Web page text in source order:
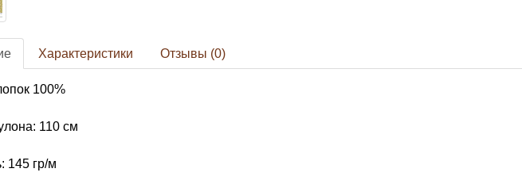
Характеристики Отзывы (0)
100%
110 см
145 гр/м